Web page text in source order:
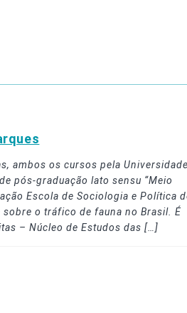
ambos os cursos pela
pós-graduação lato sensu “Meio
Escola de Sociologia e Política
o tráfico de fauna no Brasil. É
– Núcleo de Estudos das […]